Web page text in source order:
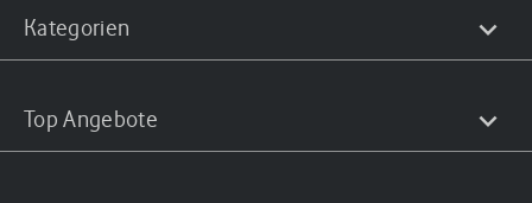
Kategorien
Top Angebote